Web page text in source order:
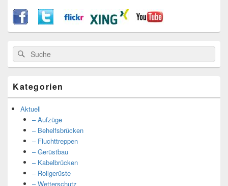
Suche
nach:
Suche
Kategorien
Aktuell
– Aufzüge
– Behelfsbrücken
– Fluchttreppen
– Gerüstbau
– Kabelbrücken
– Rollgerüste
– Wetterschutz